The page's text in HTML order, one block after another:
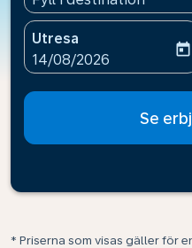
Utresa
fc-booking-
14/08/2026
today
Se
* Priserna som visas gäller för